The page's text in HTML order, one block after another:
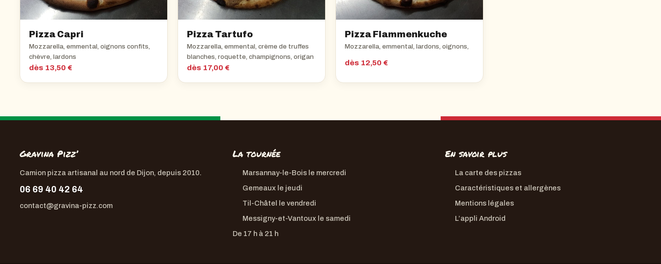
Pizza Capri
Mozzarella, emmental, oignons confits,
chèvre, lardons
dès 13,50 €
Pizza Tartufo
Mozzarella, emmental, crème de truffes
blanches, roquette, champignons, origan
dès 17,00 €
Pizza Flammenkuche
Mozzarella, emmental, lardons, oignons,
dès 12,50 €
Gravina Pizz’
Camion pizza artisanal au nord de Dijon, depuis 2010.
06 69 40 42 64
contact@gravina-pizz.com
La tournée
Marsannay-le-Boisle mercredi
Gemeaux le jeudi
Til-Châtel
le vendredi
Messigny-et-Vantoux le samedi
De 17 h à 21 h
En savoir plus
La carte des pizzas
Caractéristiques et allergènes
Mentions légales
L’appli Android